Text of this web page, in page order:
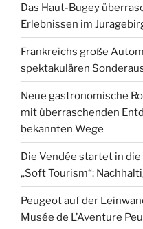
Das Haut-Bugey
Erlebnissen im
Frankreichs große
spektakulären
Neue gastronomische
mit überraschenden
bekannten Wege
Die Vendée startet in
„Soft Tourism“:
Peugeot auf der
Musée de L’Aventure